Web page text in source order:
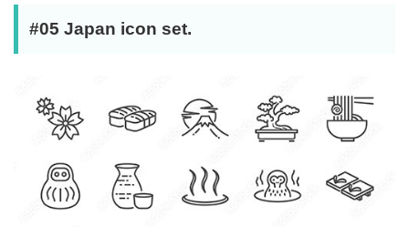
#05 Japan icon set.